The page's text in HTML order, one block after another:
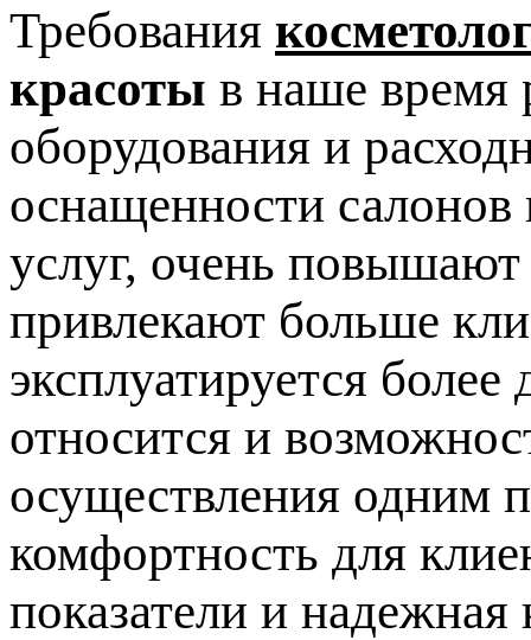
Требования
красоты в наше время
оборудования и
оснащенности салонов
услуг, очень
привлекают больше
эксплуатируется
относится и
осуществления одним
комфортность для
показатели и надежная